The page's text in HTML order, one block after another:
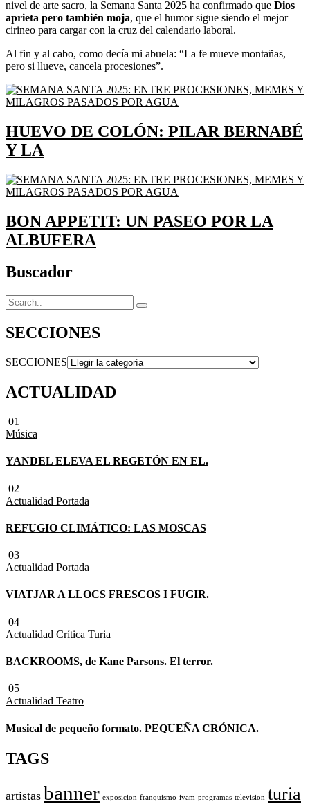
nivel de arte sacro, la Semana Santa 2025 ha confirmado que Dios
aprieta pero también moja, que el humor sigue siendo el mejor
cirineo para cargar con la cruz del calendario laboral.
Al fin y al cabo, como decía mi abuela: “La fe mueve montañas,
pero si llueve, cancela procesiones”.
HUEVO DE COLÓN: PILAR BERNABÉ
Y LA
BON APPETIT: UN PASEO POR LA
ALBUFERA
Buscador
SECCIONES
SECCIONES
ACTUALIDAD
01
Música
YANDEL ELEVA EL REGETÓN EN EL.
02
Actualidad Portada
REFUGIO CLIMÁTICO: LAS MOSCAS
03
Actualidad Portada
VIATJAR A LLOCS FRESCOS I FUGIR.
04
Actualidad Crítica Turia
BACKROOMS, de Kane Parsons. El terror.
05
Actualidad Teatro
Musical de pequeño formato. PEQUEÑA CRÓNICA.
TAGS
artistas banner exposicion franquismo ivam programas television turia